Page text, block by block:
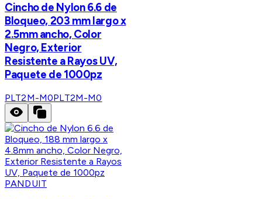
Cincho de Nylon 6.6 de
Bloqueo, 203 mm largo x
2.5mm ancho, Color
Negro, Exterior
Resistente a Rayos UV,
Paquete de 1000pz
PLT2M-M0PLT2M-M0
PANDUIT